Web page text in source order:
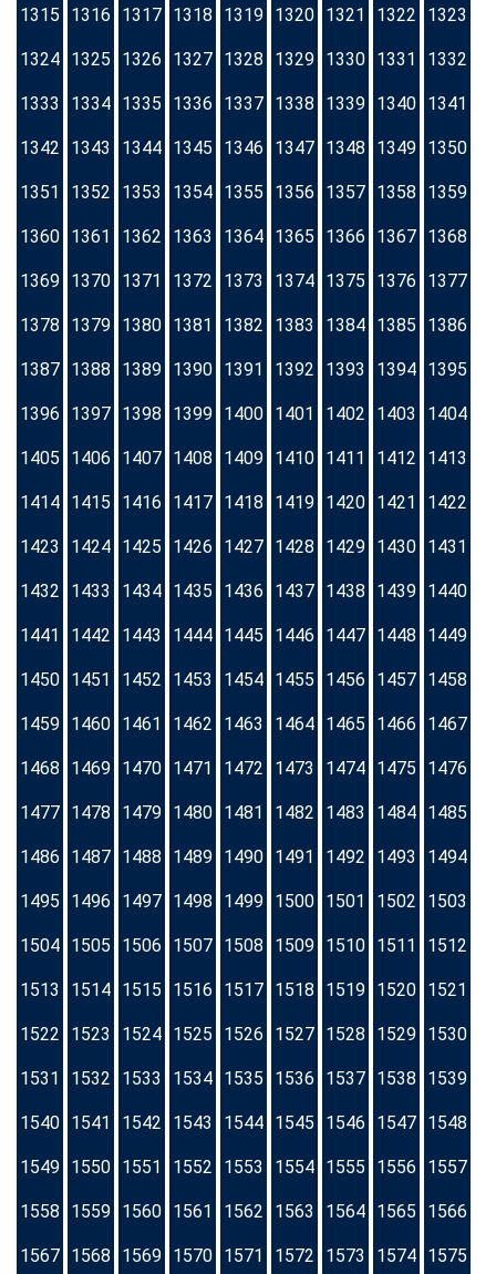
1315 1316 1317 1318 1319 1320 1321 1322 1323
1324 1325 1326 1327 1328 1329 1330 1331 1332
1333 1334 1335 1336 1337 1338 1339 1340 1341
1342 1343 1344 1345 1346 1347 1348 1349 1350
1351 1352 1353 1354 1355 1356 1357 1358 1359
1360 1361 1362 1363 1364 1365 1366 1367 1368
1369 1370 1371 1372 1373 1374 1375 1376 1377
1378 1379 1380 1381 1382 1383 1384 1385 1386
1387 1388 1389 1390 1391 1392 1393 1394 1395
1396 1397 1398 1399 1400 1401 1402 1403 1404
1405 1406 1407 1408 1409 1410 1411 1412 1413
1414 1415 1416 1417 1418 1419 1420 1421 1422
1423 1424 1425 1426 1427 1428 1429 1430 1431
1432 1433 1434 1435 1436 1437 1438 1439 1440
1441 1442 1443 1444 1445 1446 1447 1448 1449
1450 1451 1452 1453 1454 1455 1456 1457 1458
1459 1460 1461 1462 1463 1464 1465 1466 1467
1468 1469 1470 1471 1472 1473 1474 1475 1476
1477 1478 1479 1480 1481 1482 1483 1484 1485
1486 1487 1488 1489 1490 1491 1492 1493 1494
1495 1496 1497 1498 1499 1500 1501 1502 1503
1504 1505 1506 1507 1508 1509 1510 1511 1512
1513 1514 1515 1516 1517 1518 1519 1520 1521
1522 1523 1524 1525 1526 1527 1528 1529 1530
1531 1532 1533 1534 1535 1536 1537 1538 1539
1540 1541 1542 1543 1544 1545 1546 1547 1548
1549 1550 1551 1552 1553 1554 1555 1556 1557
1558 1559 1560 1561 1562 1563 1564 1565 1566
1567 1568 1569 1570 1571 1572 1573 1574 1575